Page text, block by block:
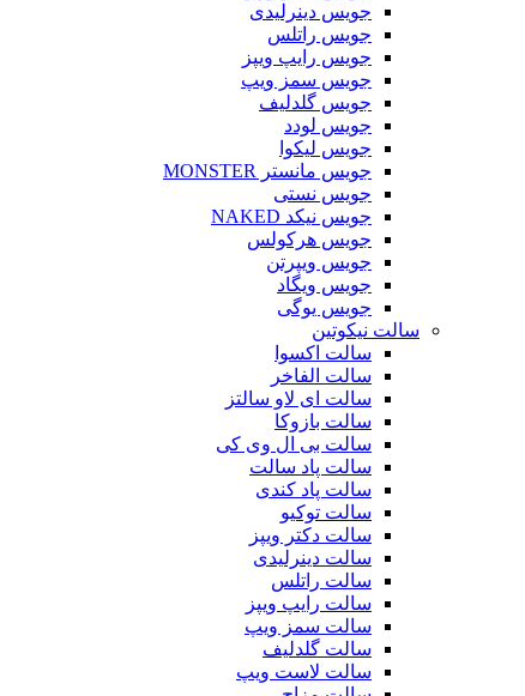
جویس دینرلیدی
جویس راتلس
جویس رایپ ویپز
جویس سمز ویپ
جویس گلدلیف
جویس لودد
جویس لیکوا
جویس مانستر MONSTER
جویس نستی
جویس نیکد NAKED
جویس هرکولس
جویس ویپرتن
جویس ویگاد
جویس یوگی
سالت نیکوتین
سالت اکسوا
سالت الفاخر
سالت ای لاو سالتز
سالت بازوکا
سالت بی ال وی کی
سالت پاد سالت
سالت پاد کندی
سالت توکیو
سالت دکتر ویپز
سالت دینرلیدی
سالت راتلس
سالت رایپ ویپز
سالت سمز ویپ
سالت گلدلیف
سالت لاست ویپ